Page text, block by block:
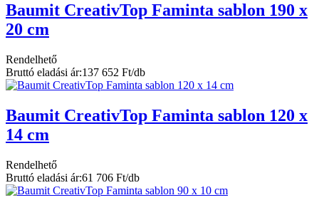
Baumit CreativTop Faminta sablon 190 x
20 cm
Rendelhető
Bruttó eladási ár:137 652 Ft/db
Baumit CreativTop Faminta sablon 120 x
14 cm
Rendelhető
Bruttó eladási ár:61 706 Ft/db